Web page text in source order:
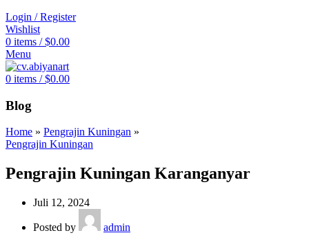
Login / Register
Wishlist
0 items / $0.00
Menu
0 items / $0.00
Blog
Home » Pengrajin Kuningan »
Pengrajin Kuningan
Pengrajin Kuningan Karanganyar
Juli 12, 2024
Posted by
admin